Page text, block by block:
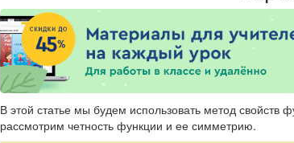
В этой статье мы будем использовать метод
рассмотрим четность функции и ее симметрию.